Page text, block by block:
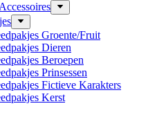
Groente/Fruit
Dieren
Beroepen
Prinsessen
Fictieve Karakters
Kerst